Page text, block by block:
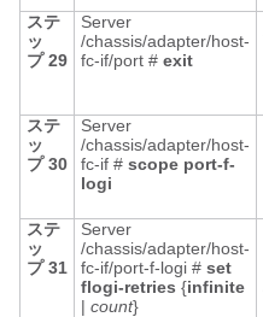
ステ
ッ
プ 29
Server
/chassis/adapter/host-
fc-if/port # exit
ステ
ッ
プ 30
Server
/chassis/adapter/host-
fc-if # scope port-f-
logi
ステ
ッ
プ 31
Server
/chassis/adapter/host-
fc-if/port-f-logi # set
flogi-retries {infinite
| count}